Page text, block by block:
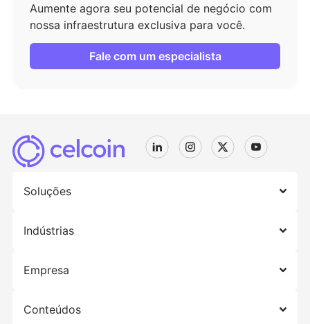
Aumente agora seu potencial de negócio com
nossa infraestrutura exclusiva para você.
Fale com um especialista
Soluções
Indústrias
Empresa
Conteúdos